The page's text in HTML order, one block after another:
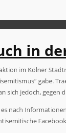
in
im Kölner
jedoch, gegen
nach